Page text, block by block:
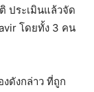
ประเมินแล้วจัด
โดยทั้ง 3 คน
ดังกล่าว ที่ถูก